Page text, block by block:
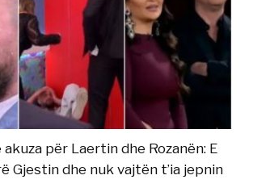
për Laertin dhe Rozanën: E
Gjestin dhe nuk vajtën t’ia jepnin